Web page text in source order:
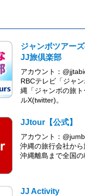
ジャンボツアー
JJ旅倶楽部
アカウント：
RBCテレビ「ジャ
縄「ジャンボの旅
ルX(twitter)。
JJtour【公式】
アカウント：
沖縄の旅行会社か
沖縄離島まで全国
JJ Activity